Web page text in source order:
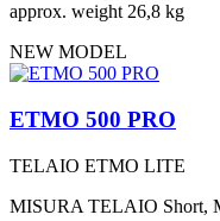
approx. weight 26,8 kg
NEW MODEL
ETMO 500 PRO
TELAIO ETMO LITE
MISURA TELAIO Short,